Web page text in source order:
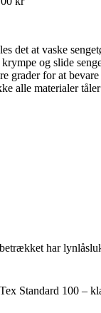
det at vaske
og slide
grader for at
alle materialer
har
Standard 100 –